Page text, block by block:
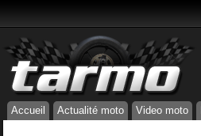
Accueil Actualité moto Video moto